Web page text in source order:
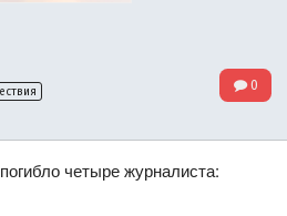
0
четыре журналиста: